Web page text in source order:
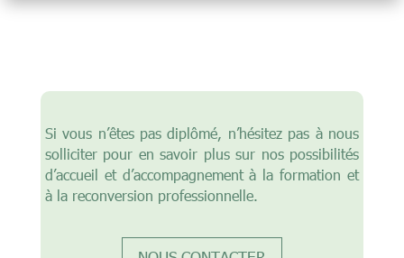
Si vous n’êtes pas diplômé, n’hésitez pas à nous
solliciter pour en savoir plus sur nos possibilités
d’accueil et d’accompagnement à la formation et
à la reconversion professionnelle.